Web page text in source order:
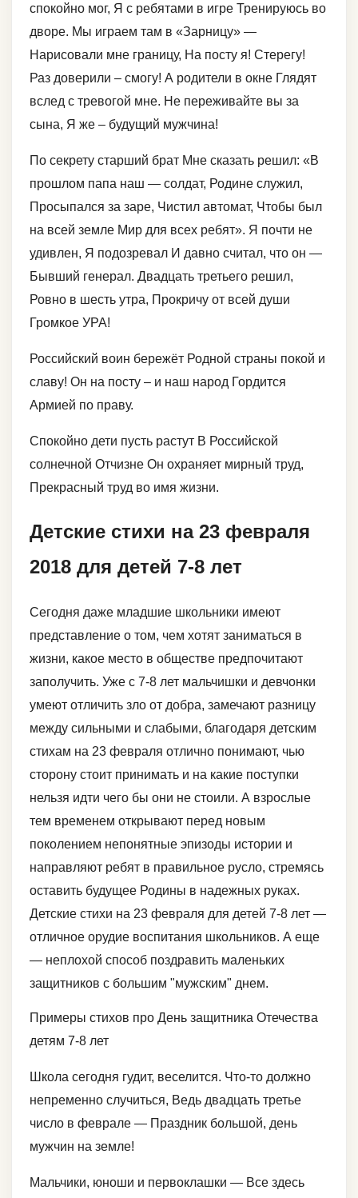
спокойно мог, Я с ребятами в игре Тренируюсь во
дворе. Мы играем там в «Зарницу» —
Нарисовали мне границу, На посту я! Стерегу!
Раз доверили – смогу! А родители в окне Глядят
вслед с тревогой мне. Не переживайте вы за
сына, Я же – будущий мужчина!
По секрету старший брат Мне сказать решил: «В
прошлом папа наш — солдат, Родине служил,
Просыпался за заре, Чистил автомат, Чтобы был
на всей земле Мир для всех ребят». Я почти не
удивлен, Я подозревал И давно считал, что он —
Бывший генерал. Двадцать третьего решил,
Ровно в шесть утра, Прокричу от всей души
Громкое УРА!
Российский воин бережёт Родной страны покой и
славу! Он на посту – и наш народ Гордится
Армией по праву.
Спокойно дети пусть растут В Российской
солнечной Отчизне Он охраняет мирный труд,
Прекрасный труд во имя жизни.
Детские стихи на 23 февраля
2018 для детей 7-8 лет
Сегодня даже младшие школьники имеют
представление о том, чем хотят заниматься в
жизни, какое место в обществе предпочитают
заполучить. Уже с 7-8 лет мальчишки и девчонки
умеют отличить зло от добра, замечают разницу
между сильными и слабыми, благодаря детским
стихам на 23 февраля отлично понимают, чью
сторону стоит принимать и на какие поступки
нельзя идти чего бы они не стоили. А взрослые
тем временем открывают перед новым
поколением непонятные эпизоды истории и
направляют ребят в правильное русло, стремясь
оставить будущее Родины в надежных руках.
Детские стихи на 23 февраля для детей 7-8 лет —
отличное орудие воспитания школьников. А еще
— неплохой способ поздравить маленьких
защитников с большим "мужским" днем.
Примеры стихов про День защитника Отечества
детям 7-8 лет
Школа сегодня гудит, веселится. Что-то должно
непременно случиться, Ведь двадцать третье
число в феврале — Праздник большой, день
мужчин на земле!
Мальчики, юноши и первоклашки — Все здесь